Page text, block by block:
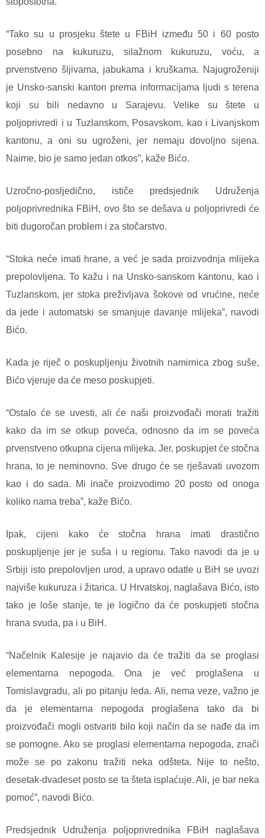
“Tako su u prosjeku štete u FBiH između 50 i 60 posto
posebno na kukuruzu, silažnom kukuruzu, voću, a
prvenstveno šljivama, jabukama i kruškama. Najugroženiji
je Unsko-sanski kanton prema informacijama ljudi s terena
koji su bili nedavno u Sarajevu. Velike su štete u
poljoprivredi i u Tuzlanskom, Posavskom, kao i Livanjskom
kantonu, a oni su ugroženi, jer nemaju dovoljno sijena.
Naime, bio je samo jedan otkos”, kaže Bićo.
Uzročno-posljedično, ističe predsjednik Udruženja
poljoprivrednika FBiH, ovo što se dešava u poljoprivredi će
biti dugoročan problem i za stočarstvo.
“Stoka neće imati hrane, a već je sada proizvodnja mlijeka
prepolovljena. To kažu i na Unsko-sanskom kantonu, kao i
Tuzlanskom, jer stoka preživljava šokove od vrućine, neće
da jede i automatski se smanjuje davanje mlijeka”, navodi
Bićo.
Kada je riječ o poskupljenju životnih namirnica zbog suše,
Bićo vjeruje da će meso poskupjeti.
“Ostalo će se uvesti, ali će naši proizvođači morati tražiti
kako da im se otkup poveća, odnosno da im se poveća
prvenstveno otkupna cijena mlijeka. Jer, poskupjet će stočna
hrana, to je neminovno. Sve drugo će se rješavati uvozom
kao i do sada. Mi inače proizvodimo 20 posto od onoga
koliko nama treba”, kaže Bićo.
Ipak, cijeni kako će stočna hrana imati drastično
poskupljenje jer je suša i u regionu. Tako navodi da je u
Srbiji isto prepolovljen urod, a upravo odatle u BiH se uvozi
najviše kukuruza i žitarica. U Hrvatskoj, naglašava Bićo, isto
tako je loše stanje, te je logično da će poskupjeti stočna
hrana svuda, pa i u BiH.
“Načelnik Kalesije je najavio da će tražiti da se proglasi
elementarna nepogoda. Ona je već proglašena u
Tomislavgradu, ali po pitanju leda. Ali, nema veze, važno je
da je elementarna nepogoda proglašena tako da bi
proizvođači mogli ostvariti bilo koji način da se nađe da im
se pomogne. Ako se proglasi elementarna nepogoda, znači
može se po zakonu tražiti neka odšteta. Nije to nešto,
desetak-dvadeset posto se ta šteta isplaćuje. Ali, je bar neka
pomoć”, navodi Bićo.
Predsjednik Udruženja poljoprivrednika FBiH naglašava